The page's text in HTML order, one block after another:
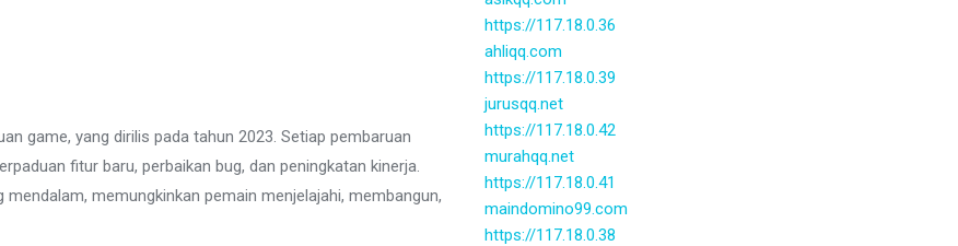
game, yang dirilis pada tahun 2023. Setiap pembaruan
fitur baru, perbaikan bug, dan peningkatan kinerja.
memungkinkan pemain menjelajahi, membangun,
https://117.18.0.36
ahliqq.com
https://117.18.0.39
jurusqq.net
https://117.18.0.42
murahqq.net
https://117.18.0.41
maindomino99.com
https://117.18.0.38